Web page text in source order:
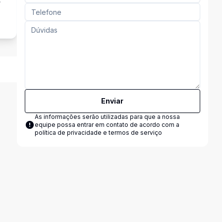
Enviar
As informações serão utilizadas para que a nossa
equipe possa entrar em contato de acordo com a
política de privacidade e termos de serviço